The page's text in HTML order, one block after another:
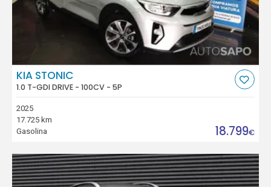
KIA STONIC
1.0 T-GDI DRIVE - 100CV - 5P
2025
17.725 km
Gasolina
18.799€